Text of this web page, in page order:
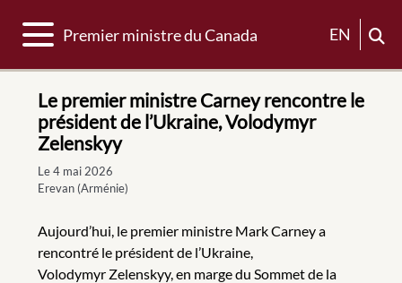
Basculer la navigation
Premier ministre du Canada EN
Le premier ministre Carney rencontre le
président de l’Ukraine, Volodymyr
Zelenskyy
Le 4 mai 2026
Erevan (Arménie)
Aujourd’hui, le premier ministre Mark Carney a
rencontré le président de l’Ukraine,
Volodymyr Zelenskyy, en marge du Sommet de la